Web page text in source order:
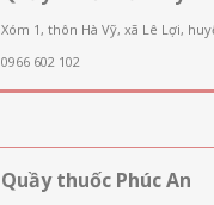
Xóm 1, thôn Hà Vỹ, xã Lê Lợi,
0966 602 102
Quầy thuốc Phúc An